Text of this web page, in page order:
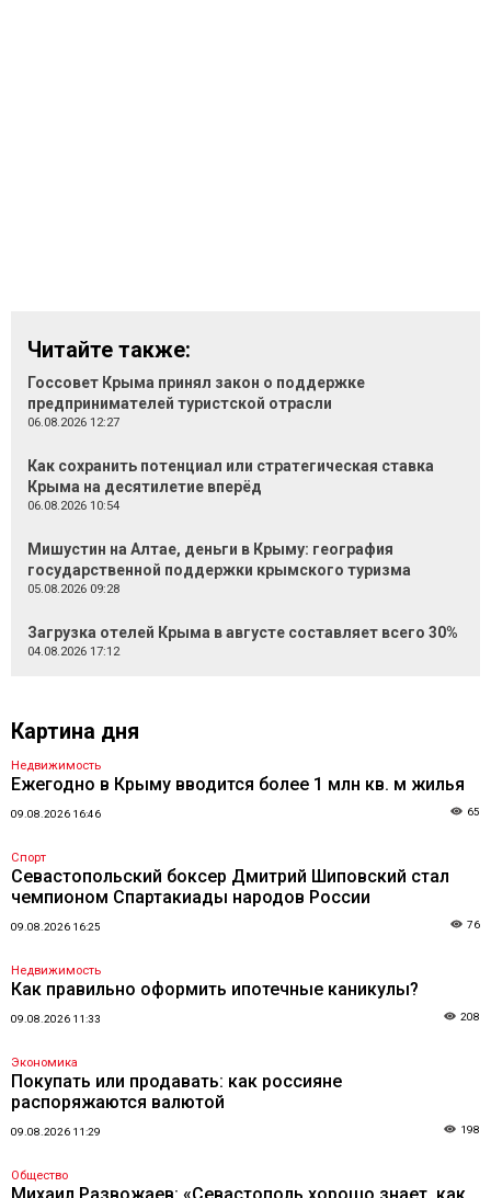
Читайте также:
Госсовет Крыма принял закон о поддержке
предпринимателей туристской отрасли
06.08.2026 12:27
Как сохранить потенциал или стратегическая ставка
Крыма на десятилетие вперёд
06.08.2026 10:54
Мишустин на Алтае, деньги в Крыму: география
государственной поддержки крымского туризма
05.08.2026 09:28
Загрузка отелей Крыма в августе составляет всего 30%
04.08.2026 17:12
Картина дня
Недвижимость
Ежегодно в Крыму вводится более 1 млн кв. м жилья
09.08.2026 16:46 65
Спорт
Севастопольский боксер Дмитрий Шиповский стал
чемпионом Спартакиады народов России
09.08.2026 16:25 76
Недвижимость
Как правильно оформить ипотечные каникулы?
09.08.2026 11:33 208
Экономика
Покупать или продавать: как россияне
распоряжаются валютой
09.08.2026 11:29 198
Общество